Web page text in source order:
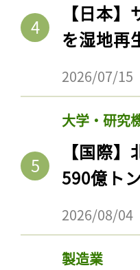
【日本
を湿地再
2026/07/15
大学・研究
【国際
590億ト
2026/08/04
製造業